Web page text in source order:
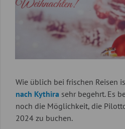
Wie üblich bei frischen Reisen
nach Kythirasehr begehrt. Es
noch die Möglichkeit, die
2024 zu buchen.